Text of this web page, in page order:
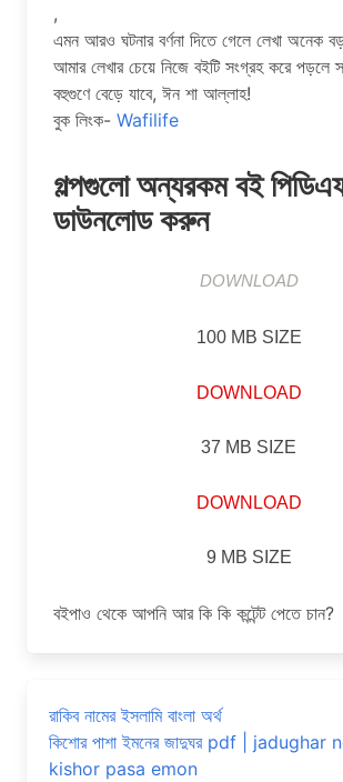
,
এমন আরও ঘটনার বর্ণনা দিতে গেলে লেখা অনেক
আমার লেখার চেয়ে নিজে বইটি সংগ্রহ করে পড়লে
বহুগুণে বেড়ে যাবে, ঈন শা আল্লাহ!
বুক লিংক- Wafilife
গল্পগুলো অন্যরকম বই
ডাউনলোড করুন
DOWNLOAD
100 MB SIZE
DOWNLOAD
37 MB SIZE
DOWNLOAD
9 MB SIZE
বইপাও থেকে আপনি আর কি কি কন্টেন্ট পেতে চান?
রাকিব নামের ইসলামি বাংলা অর্থ
কিশোর পাশা ইমনের জাদুঘর pdf |
kishor pasa emon